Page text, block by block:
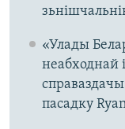
«Улады
неабходнай
пасадку